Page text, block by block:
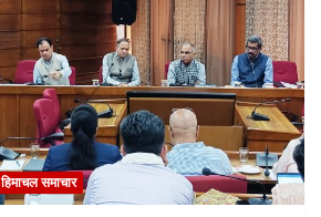
हिमाचल समाचार